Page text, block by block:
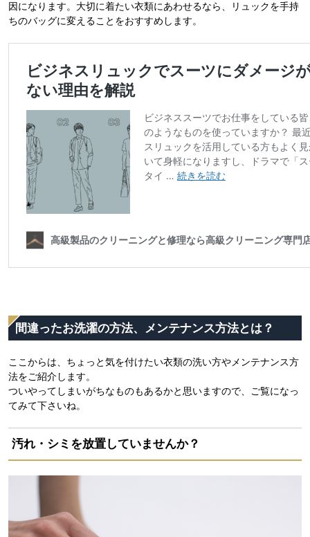
因になります。大切に着たい衣類にあわせるなら、リュックを手持
ちのバッグに変えることをおすすめします。
間違ったお洗濯の方法、メンテナンス方法とは？
ここからは、ちょっと気を付けたい衣類の洗い方やメンテナンス方
法をご紹介します。
ついやってしまいがちなものもあるかと思いますので、ご覧になっ
てみて下さいね。
汚れ・シミを放置していませんか？